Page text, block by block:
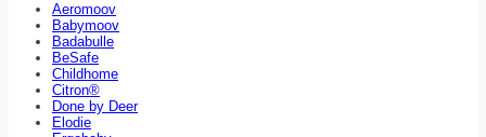
Aeromoov
Babymoov
Badabulle
BeSafe
Childhome
Citron®
Done by Deer
Elodie